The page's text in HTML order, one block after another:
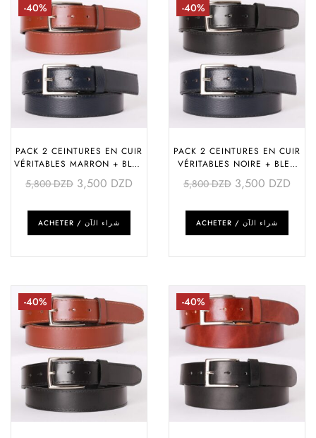
-40%
PACK 2 CEINTURES EN CUIR
VÉRITABLES MARRON + BLEU
(COUSUE GLACÉE +
TEXTURÉE)
5,800DZD 3,500 DZD
ACHETER / شراء الآن
-40%
PACK 2 CEINTURES EN CUIR
VÉRITABLES NOIRE + BLEU
(COUSUE GLACÉE +
TEXTURÉE)
5,800DZD 3,500 DZD
ACHETER / شراء الآن
-40% -40%